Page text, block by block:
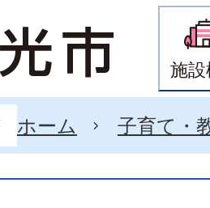
施
ホーム 子育て・